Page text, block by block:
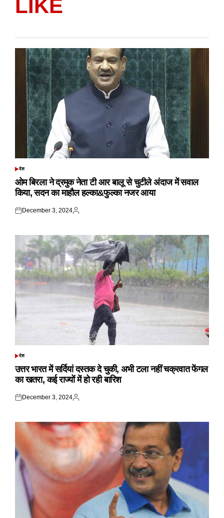
LIKE
POSTED
देश
ओम बिरला ने द्रमुक नेता टी आर बालू से चुटीले अंदाज में सवाल
किया, सदन का माहौल हल्का&फुल्का नजर आया
Posted
December 3, 2024
Posted
POSTED
देश
उत्तर भारत में सर्दियां दस्तक दे चुकी, अभी टला नहीं चक्रवात फेंगल
का खतरा, कई राज्यों में हो रही बारिश
Posted
December 3, 2024
Posted